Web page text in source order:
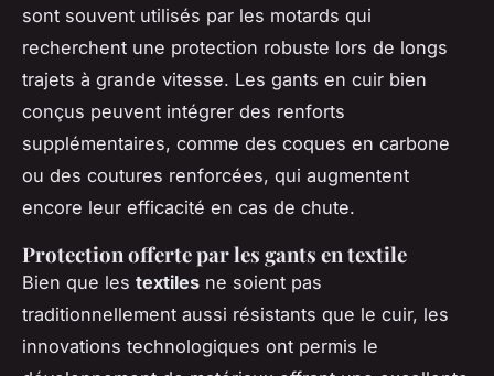
sont souvent utilisés par les motards qui
recherchent une protection robuste lors de longs
trajets à grande vitesse. Les gants en cuir bien
conçus peuvent intégrer des renforts
supplémentaires, comme des coques en carbone
ou des coutures renforcées, qui augmentent
encore leur efficacité en cas de chute.
Protection offerte par les gants en textile
Bien que les textiles ne soient pas
traditionnellement aussi résistants que le cuir, les
innovations technologiques ont permis le